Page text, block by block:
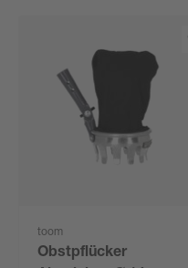
toom
Obstpflücker